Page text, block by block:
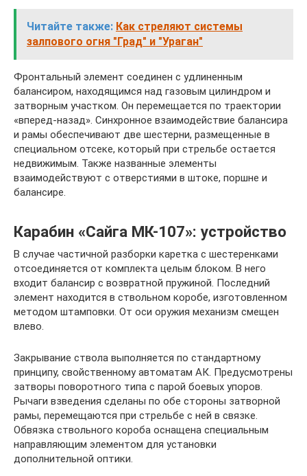
Читайте также: Как стреляют системы
залпового огня "Град" и "Ураган"
Фронтальный элемент соединен с удлиненным
балансиром, находящимся над газовым цилиндром и
затворным участком. Он перемещается по траектории
«вперед-назад». Синхронное взаимодействие балансира
и рамы обеспечивают две шестерни, размещенные в
специальном отсеке, который при стрельбе остается
недвижимым. Также названные элементы
взаимодействуют с отверстиями в штоке, поршне и
балансире.
Карабин «Сайга МК-107»: устройство
В случае частичной разборки каретка с шестеренками
отсоединяется от комплекта целым блоком. В него
входит балансир с возвратной пружиной. Последний
элемент находится в ствольном коробе, изготовленном
методом штамповки. От оси оружия механизм смещен
влево.
Закрывание ствола выполняется по стандартному
принципу, свойственному автоматам АК. Предусмотрены
затворы поворотного типа с парой боевых упоров.
Рычаги взведения сделаны по обе стороны затворной
рамы, перемещаются при стрельбе с ней в связке.
Обвязка ствольного короба оснащена специальным
направляющим элементом для установки
дополнительной оптики.